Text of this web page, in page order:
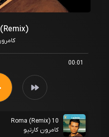
00:01
10 Roma (Remix)
کامرون کارتیو